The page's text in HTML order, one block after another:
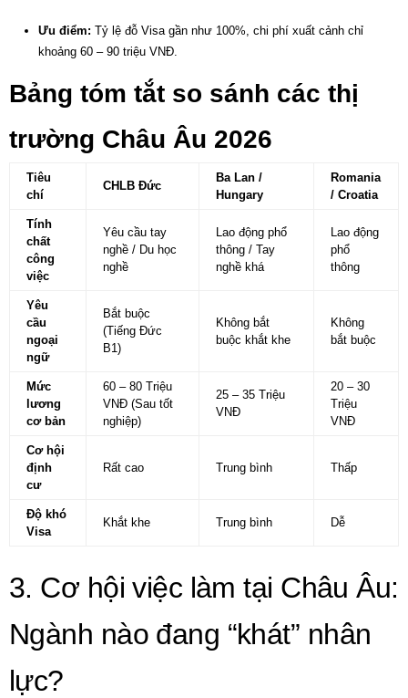
Ưu điểm: Tỷ lệ đỗ Visa gần như 100%, chi phí xuất cảnh chỉ
khoảng 60 – 90 triệu VNĐ.
Bảng tóm tắt so sánh các thị
trường Châu Âu 2026
Tiêu
chí
CHLB Đức
Ba Lan /
Hungary
Romania
/ Croatia
Tính
chất
công
việc
Yêu cầu tay
nghề / Du học
nghề
Lao động phổ
thông / Tay
nghề khá
Lao động
phổ
thông
Yêu
cầu
ngoại
ngữ
Bắt buộc
(Tiếng Đức
B1)
Không bắt
buộc khắt khe
Không
bắt buộc
Mức
lương
cơ bản
60 – 80 Triệu
VNĐ (Sau tốt
nghiệp)
25 – 35 Triệu
VNĐ
20 – 30
Triệu
VNĐ
Cơ hội
định
cư
Rất cao Trung bình Thấp
Độ khó
Visa
Khắt khe Trung bình Dễ
3. Cơ hội việc làm tại Châu Âu:
Ngành nào đang “khát” nhân
lực?